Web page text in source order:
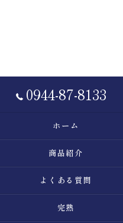
0944-87-8133
ホーム
商品紹介
よくある質問
完熟